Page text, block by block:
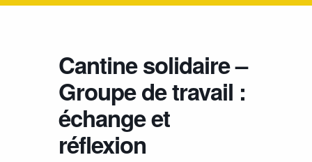
Cantine solidaire –
Groupe de travail :
échange et
réflexion